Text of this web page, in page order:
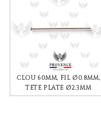
CLOU 60MM, FIL Ø0.8MM,
TÊTE PLATE Ø2.3MM